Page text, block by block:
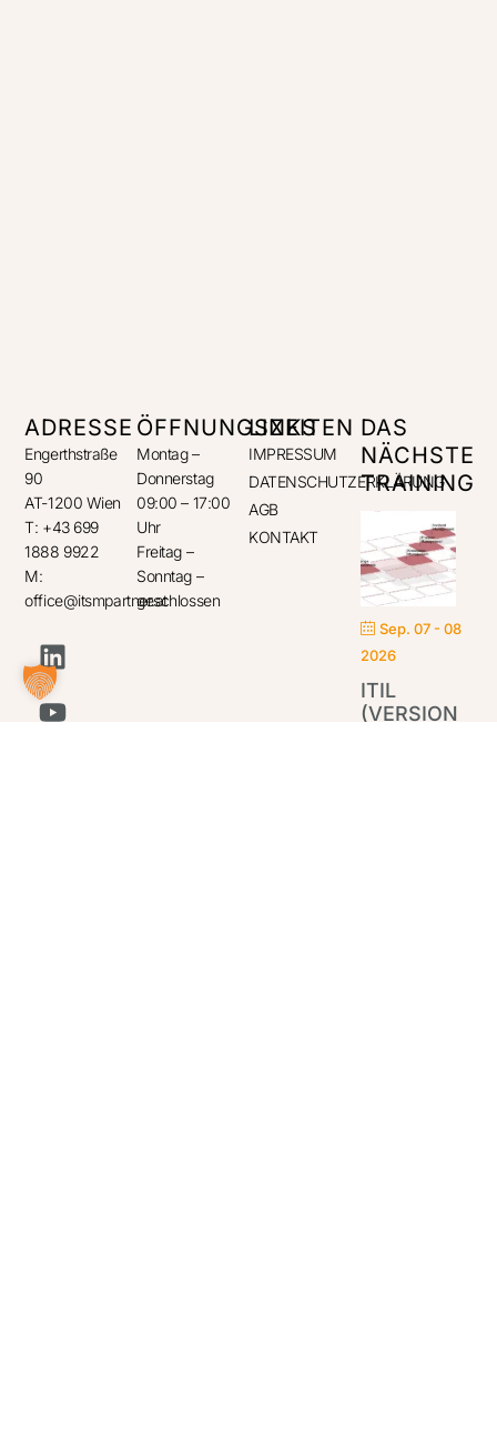
ADRESSE
Engerthstraße
90
AT-1200 Wien
T: +43 699
1888 9922
M:
office@itsmpartner.at
ÖFFNUNGSZEITEN
Montag –
Donnerstag
09:00 – 17:00
Uhr
Freitag –
Sonntag –
geschlossen
LINKS
IMPRESSUM
DATENSCHUTZERKLÄRUNG
AGB
KONTAKT
DAS
NÄCHSTE
TRAINING
Sep. 07 - 08
2026
ITIL
(VERSION